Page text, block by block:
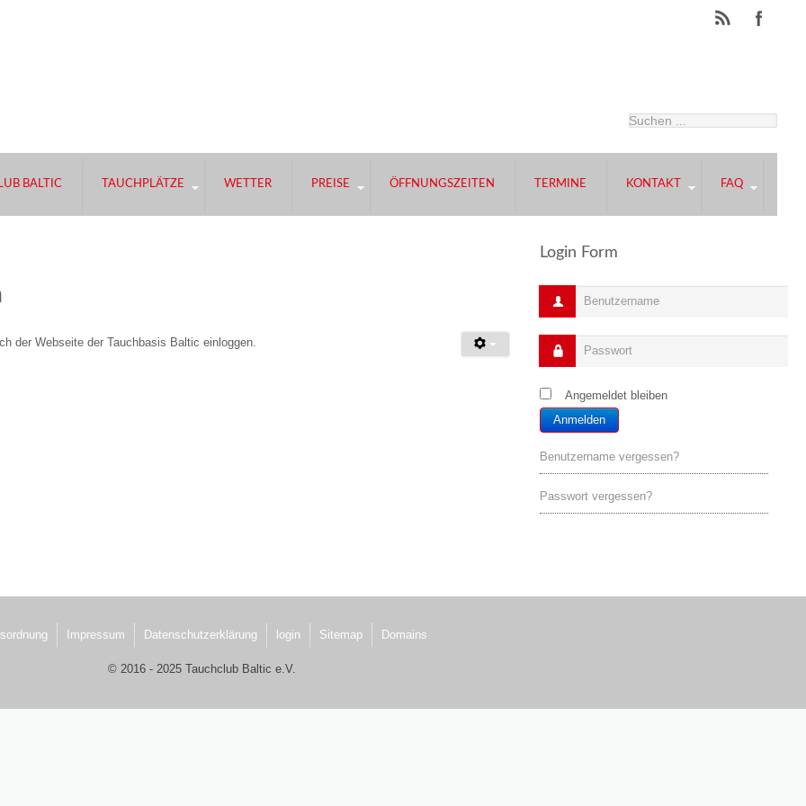
BALTIC TAUCHPLÄTZE WETTER PREISE ÖFFNUNGSZEITEN TERMINE KONTAKT FAQ
Login Form
Benutzername
Passwort
Angemeldet bleiben
Anmelden
Benutzername vergessen?
Passwort vergessen?
der Webseite der Tauchbasis Baltic einloggen.
Impressum Datenschutzerklärung login Sitemap Domains
© 2016 - 2025 Tauchclub Baltic e.V.